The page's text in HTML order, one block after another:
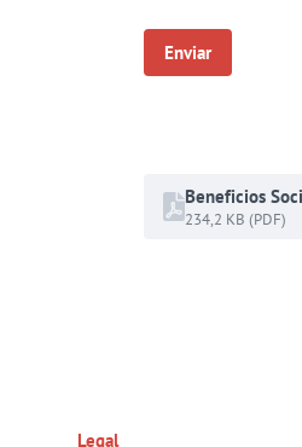
Beneficios
234,2 KB (PDF)
Legal